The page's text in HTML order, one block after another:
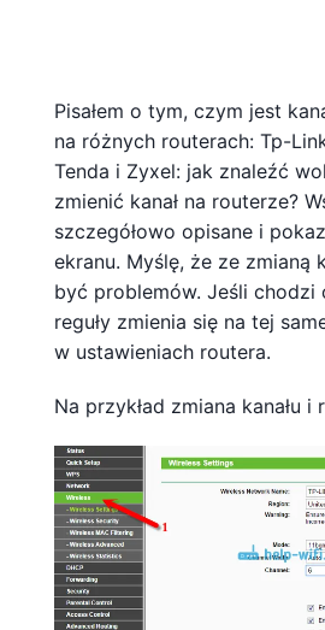
Pisałem o tym, czym jest
na różnych routerach: Tp-
Tenda i Zyxel: jak znaleźć
zmienić kanał na routerze?
szczegółowo opisane i
ekranu. Myślę, że ze zmianą
być problemów. Jeśli chodzi
reguły zmienia się na tej
w ustawieniach routera.
Na przykład zmiana kanału i